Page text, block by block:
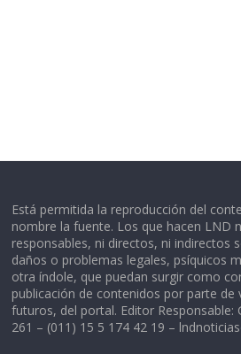
Está permitida la reproducción del
nombre la fuente. Los que hacen LND
responsables, ni directos, ni indirectos
daños o problemas legales, psíquicos
otra índole, que puedan surgir como
publicación de contenidos por parte de
futuros, del portal. Editor Responsable:
261 – (011) 15 5 174 42 19 –